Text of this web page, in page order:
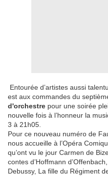
Entourée d’artistes aussi
est aux commandes du
d'orchestre pour une soirée
nouvelle fois à l’honneur la
3 à 21h05.
Pour ce nouveau numéro de
nous accueille à l’Opéra
qu’ont vu le jour Carmen de
contes d’Hoffmann
Debussy, La fille du Régiment